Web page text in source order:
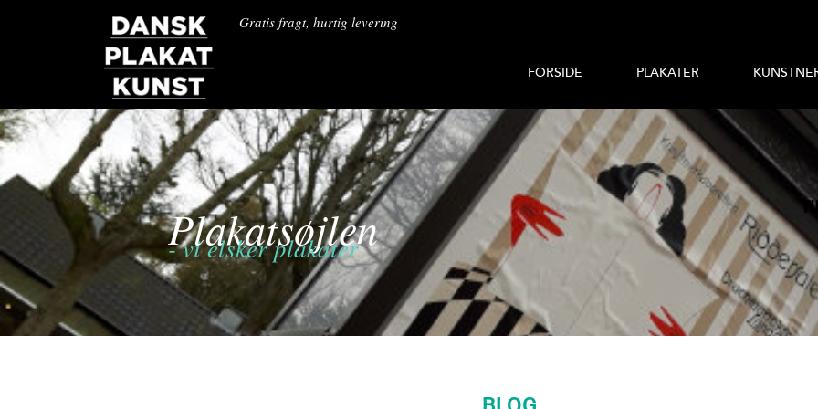
Gratis fragt, hurtig levering
FORSIDE PLAKATER
Plakatsøjlen
- vi elsker plakater